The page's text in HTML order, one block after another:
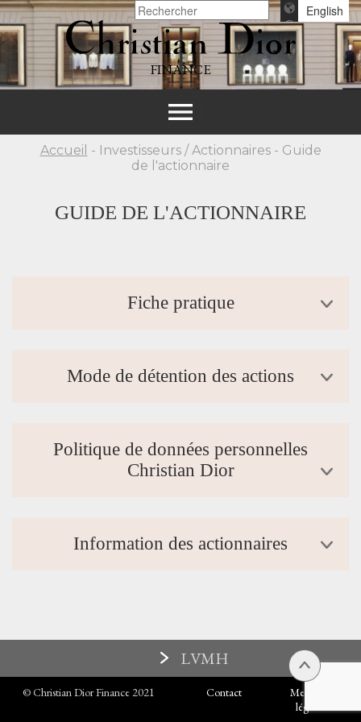
English
FINANCE
Toggle
Accueil - Investisseurs / Actionnaires - Guide
de l'actionnaire
GUIDE DE L'ACTIONNAIRE
Fiche pratique
Mode de détention des actions
Politique de données personnelles
Christian Dior
Information des actionnaires
LVMH
© Christian Dior Finance 2021 Contact
Mentions
légales